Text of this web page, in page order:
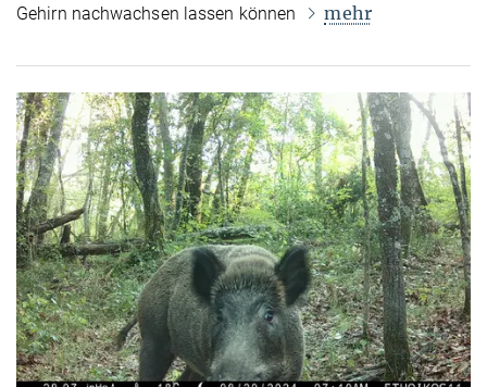
Gehirn nachwachsen lassen können
mehr